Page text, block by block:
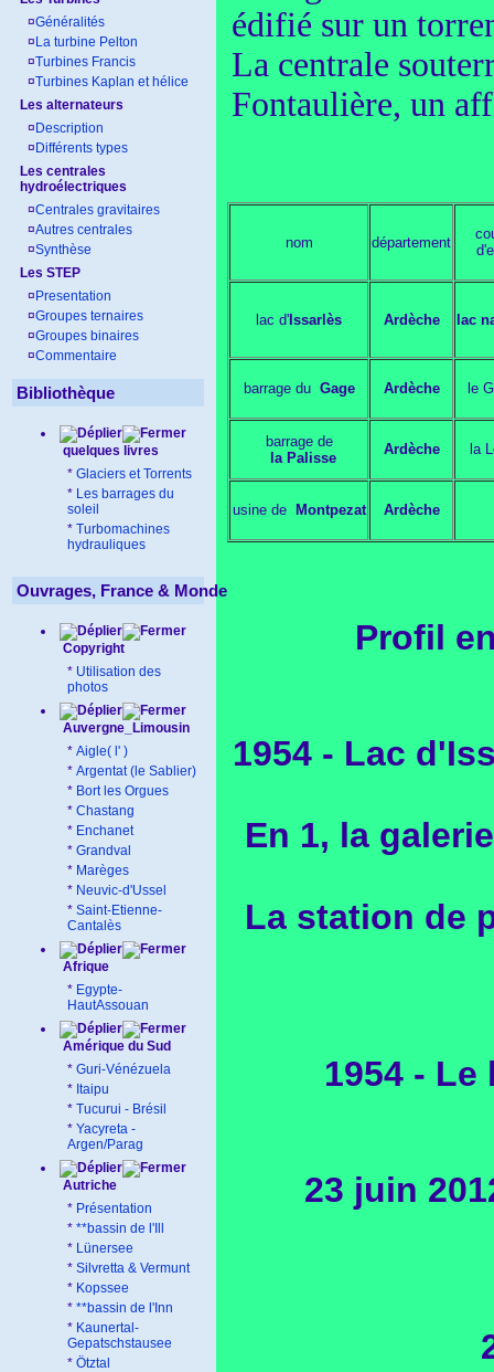
¤Généralités
¤ La turbine Pelton
¤Turbines Francis
¤Turbines Kaplan et hélice
Les alternateurs
¤ Description
¤ Différents types
Les centrales
hydroélectriques
¤Centrales gravitaires
¤Autres centrales
¤Synthèse
Les STEP
¤ Presentation
¤Groupes ternaires
¤Groupes binaires
¤Commentaire
Bibliothèque
quelques livres
* Glaciers et Torrents
* Les barrages du
soleil
* Turbomachines
hydrauliques
Ouvrages, France & Monde
Copyright
* Utilisation des
photos
Auvergne_Limousin
* Aigle( l' )
* Argentat (le Sablier)
* Bort les Orgues
* Chastang
* Enchanet
* Grandval
* Marèges
* Neuvic-d'Ussel
* Saint-Etienne-
Cantalès
Afrique
* Egypte-
HautAssouan
Amérique du Sud
* Guri-Vénézuela
* Itaipu
* Tucurui - Brésil
* Yacyreta -
Argen/Parag
Autriche
* Présentation
* **bassin de l'Ill
* Lünersee
* Silvretta & Vermunt
* Kopssee
* **bassin de l'Inn
* Kaunertal-
Gepatschstausee
* Ötztal
édifié sur un
La centrale
Fontaulière, un
nom département
lac d' Issarlès Ardèche lac
barrage du Gage Ardèche le
barrage de
la Palisse
Ardèche la
usine de Montpezat Ardèche
Profil
1954 - Lac
En 1, la
La station de
1954 -
23 juin